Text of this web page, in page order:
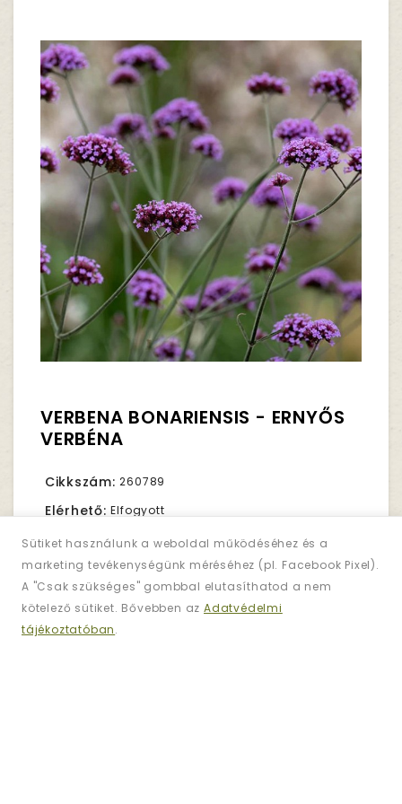
Sütiket használunk a weboldal működéséhez és a
marketing tevékenységünk méréséhez (pl. Facebook Pixel).
A "Csak szükséges" gombbal elutasíthatod a nem
kötelező sütiket. Bővebben az Adatvédelmi
tájékoztatóban.
VERBENA BONARIENSIS - ERNYŐS
VERBÉNA
Cikkszám: 260789
Elérhető: Elfogyott
1,490Ft. Nettó ár:1,173Ft.